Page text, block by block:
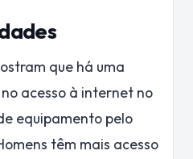
que há uma
acesso à internet no
equipamento pelo
têm mais acesso